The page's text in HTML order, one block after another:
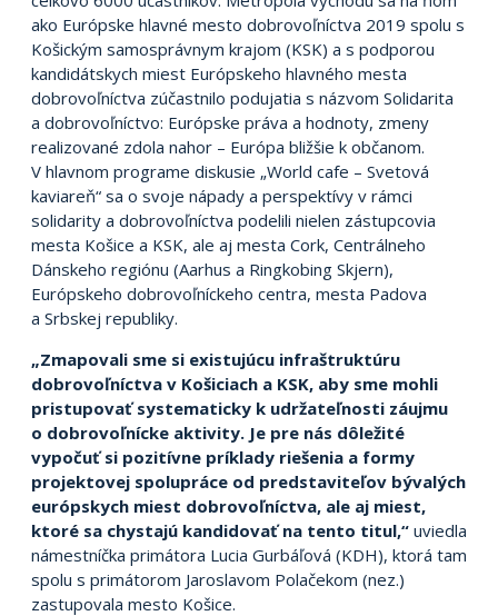
ako Európske hlavné mesto dobrovoľníctva 2019 spolu s
Košickým samosprávnym krajom (KSK) a s podporou
kandidátskych miest Európskeho hlavného mesta
dobrovoľníctva zúčastnilo podujatia s názvom Solidarita
a dobrovoľníctvo: Európske práva a hodnoty, zmeny
realizované zdola nahor – Európa bližšie k občanom.
V hlavnom programe diskusie „World cafe – Svetová
kaviareň“ sa o svoje nápady a perspektívy v rámci
solidarity a dobrovoľníctva podelili nielen zástupcovia
mesta Košice a KSK, ale aj mesta Cork, Centrálneho
Dánskeho regiónu (Aarhus a Ringkobing Skjern),
Európskeho dobrovoľníckeho centra, mesta Padova
a Srbskej republiky.
„Zmapovali sme si existujúcu infraštruktúru
dobrovoľníctva v Košiciach a KSK, aby sme mohli
pristupovať systematicky k udržateľnosti záujmu
o dobrovoľnícke aktivity. Je pre nás dôležité
vypočuť si pozitívne príklady riešenia a formy
projektovej spolupráce od predstaviteľov bývalých
európskych miest dobrovoľníctva, ale aj miest,
ktoré sa chystajú kandidovať na tento titul,“ uviedla
námestníčka primátora Lucia Gurbáľová (KDH), ktorá tam
spolu s primátorom Jaroslavom Polačekom (nez.)
zastupovala mesto Košice.